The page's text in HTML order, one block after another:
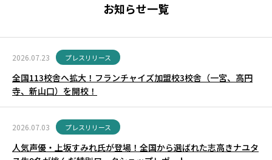
お知らせ一覧
2026.07.23 プレスリリース
全国113校舎へ拡大！フランチャイズ加盟校3校舎（一宮、高円
寺、新山口）を開校！
2026.07.03 プレスリリース
人気声優・上坂すみれ氏が登場！全国から選ばれた志高きナユタ